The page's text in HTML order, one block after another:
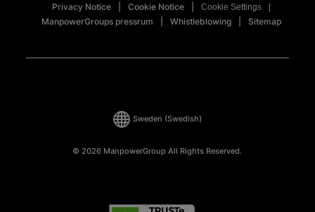
Privacy Notice
Cookie Notice Cookie Settings
ManpowerGroups pressrum Whistleblowing Sitemap
© 2026 ManpowerGroup All Rights Reserved.
Sweden (Swedish)